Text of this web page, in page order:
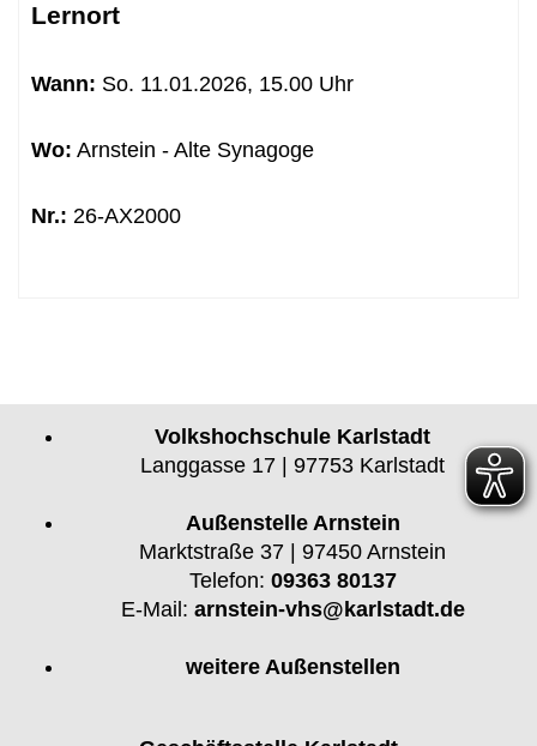
Lernort
Wann: So. 11.01.2026, 15.00 Uhr
Wo: Arnstein - Alte Synagoge
Nr.: 26-AX2000
Volkshochschule Karlstadt
Langgasse 17 | 97753 Karlstadt
Außenstelle Arnstein
Marktstraße 37 | 97450 Arnstein
Telefon: 09363 80137
E-Mail: arnstein-vhs@karlstadt.de
weitere Außenstellen